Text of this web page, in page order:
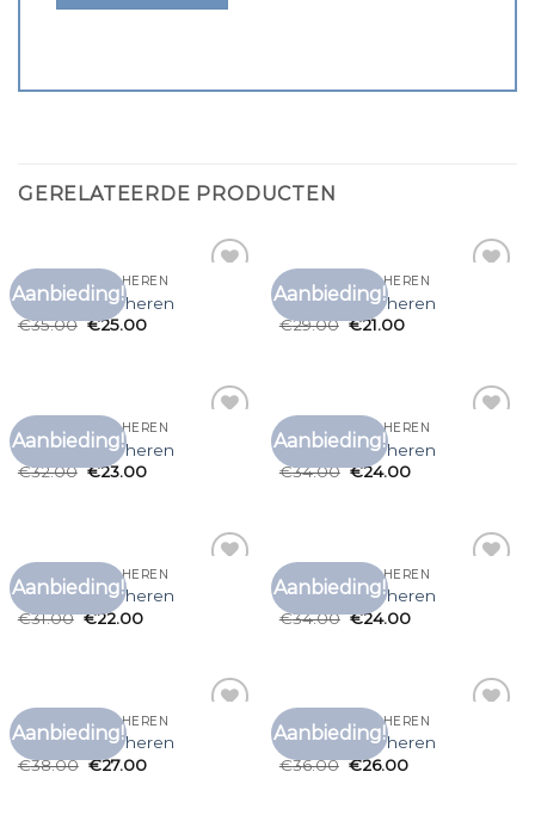
GERELATEERDE PRODUCTEN
Aanbieding!
T SHIRT KOPEN HEREN
t shirt kopen heren
€35.00 €25.00
Aanbieding!
T SHIRT KOPEN HEREN
t shirt kopen heren
€29.00 €21.00
Aanbieding!
T SHIRT KOPEN HEREN
t shirt kopen heren
€32.00 €23.00
Aanbieding!
T SHIRT KOPEN HEREN
t shirt kopen heren
€34.00 €24.00
Aanbieding!
T SHIRT KOPEN HEREN
t shirt kopen heren
€31.00 €22.00
Aanbieding!
T SHIRT KOPEN HEREN
t shirt kopen heren
€34.00 €24.00
Aanbieding!
T SHIRT KOPEN HEREN
t shirt kopen heren
€38.00 €27.00
Aanbieding!
T SHIRT KOPEN HEREN
t shirt kopen heren
€36.00 €26.00